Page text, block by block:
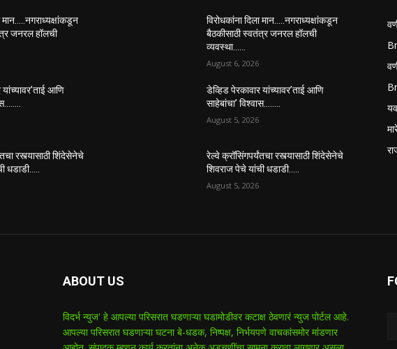
मान…..नगराध्यक्षांकडून
जनरल हॉलची
आणि
रस्त्यासाठी शिंदेसेनेचे
धडाडी…..
विरोधकांना दिला मान…..नगराध्यक्षांकडून
बैठकीसाठी स्वतंत्र जनरल हॉलची
व्यवस्था……
August 6, 2026
डेव्हिड पेरकावार यांच्यावर’ताई आणि
साहेबांचा’ विश्वास……..
August 5, 2026
रेल्वे क्रॉसिंगपर्यंतचा रस्त्यासाठी शिंदेसेनेचे
शिवराज पेचे यांची धडाडी…..
August 5, 2026
ABOUT US
विदर्भ न्युज' हे आपल्या परिसरात घडणाऱ्या घडामोडीवर कटाक्ष ठेवणारं न्युज पोर्टल आहे.
आपल्या परिसरात घडणाऱ्या घटना बे-धडक, निष्पक्ष, निर्भयपणे वाचकांसमोर मांडणार